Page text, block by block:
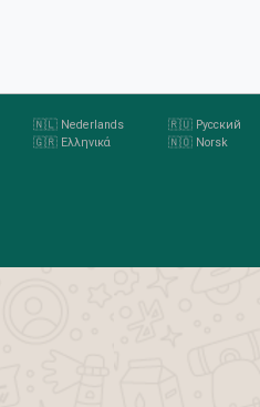
🇳🇱 Nederlands 🇷🇺 Русский
🇬🇷 Ελληνικά 🇳🇴 Norsk